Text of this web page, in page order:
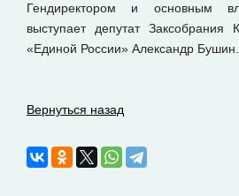
Гендиректором и основным
выступает депутат Заксобрания
«Единой России» Александр Бушин.
Вернуться назад